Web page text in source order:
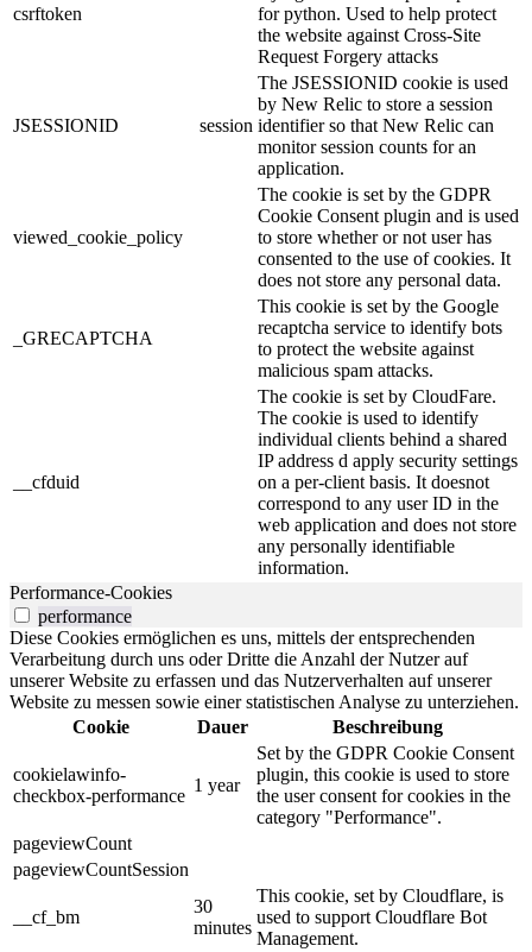
csrftoken
for python. Used to help protect
the website against Cross-Site
Request Forgery attacks
JSESSIONID session
The JSESSIONID cookie is used
by New Relic to store a session
identifier so that New Relic can
monitor session counts for an
application.
viewed_cookie_policy
The cookie is set by the GDPR
Cookie Consent plugin and is used
to store whether or not user has
consented to the use of cookies. It
does not store any personal data.
_GRECAPTCHA
This cookie is set by the Google
recaptcha service to identify bots
to protect the website against
malicious spam attacks.
__cfduid
The cookie is set by CloudFare.
The cookie is used to identify
individual clients behind a shared
IP address d apply security settings
on a per-client basis. It doesnot
correspond to any user ID in the
web application and does not store
any personally identifiable
information.
Performance-Cookies
performance
Diese Cookies ermöglichen es uns, mittels der entsprechenden
Verarbeitung durch uns oder Dritte die Anzahl der Nutzer auf
unserer Website zu erfassen und das Nutzerverhalten auf unserer
Website zu messen sowie einer statistischen Analyse zu unterziehen.
Cookie
Dauer Beschreibung
cookielawinfo-
checkbox-performance
1 year
Set by the GDPR Cookie Consent
plugin, this cookie is used to store
the user consent for cookies in the
category "Performance".
pageviewCount
pageviewCountSession
__cf_bm
30
minutes
This cookie, set by Cloudflare, is
used to support Cloudflare Bot
Management.